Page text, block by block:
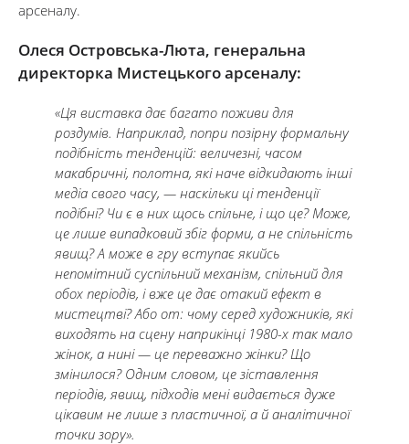
арсеналу.
Олеся Островська-Люта, генеральна
директорка Мистецького арсеналу:
«Ця виставка дає багато поживи для
роздумів. Наприклад, попри позірну формальну
подібність тенденцій: величезні, часом
макабричні, полотна, які наче відкидають інші
медіа свого часу, — наскільки ці тенденції
подібні? Чи є в них щось спільне, і що це? Може,
це лише випадковий збіг форми, а не спільність
явищ? А може в гру вступає якийсь
непомітний суспільний механізм, спільний для
обох періодів, і вже це дає отакий ефект в
мистецтві? Або от: чому серед художників, які
виходять на сцену наприкінці 1980-х так мало
жінок, а нині — це переважно жінки? Що
змінилося? Одним словом, це зіставлення
періодів, явищ, підходів мені видається дуже
цікавим не лише з пластичної, а й аналітичної
точки зору».